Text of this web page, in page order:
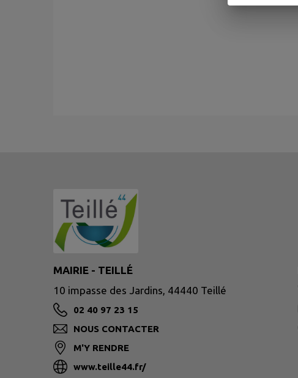
MAIRIE - TEILLÉ
10 impasse des Jardins, 44440 Teillé
02 40 97 23 15
NOUS CONTACTER
M'Y RENDRE
www.teille44.fr/